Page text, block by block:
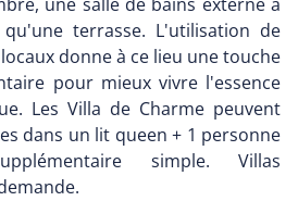
terrasse. L'utilisation de
donne à ce lieu une touche
pour mieux vivre l'essence
Les Villa de Charme peuvent
dans un lit queen + 1 personne
simple. Villas